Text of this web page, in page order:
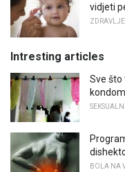
vidjeti
Intresting articles
Sve što
BOLA NA